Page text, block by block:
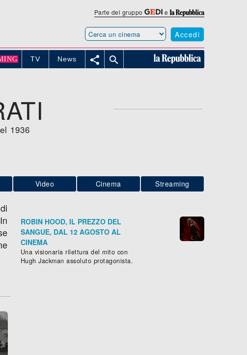
Parte del gruppo e
Accedi
TV News  
1936
Video Cinema Streaming
ROBIN HOOD, IL PREZZO DEL
SANGUE, DAL 12 AGOSTO AL
CINEMA
Una visionaria rilettura del mito con
Hugh Jackman assoluto protagonista.